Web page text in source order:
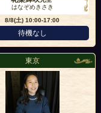
はなぞめきさき
8/8(土)10:00-17:00
待機なし
東京